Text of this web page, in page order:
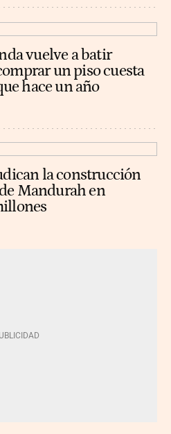
vuelve a batir
un piso cuesta
hace un año
la construcción
Mandurah en